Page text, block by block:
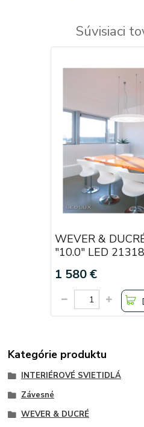
Súvisiaci
WEVER &
"10.0" LED
1 580 €
Kategórie produktu
INTERIÉROVÉ SVIETIDLÁ
Závesné
WEVER & DUCRÉ